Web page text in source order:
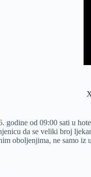
godine od 09:00 sati u
da se veliki broj
oboljenjima, ne samo iz